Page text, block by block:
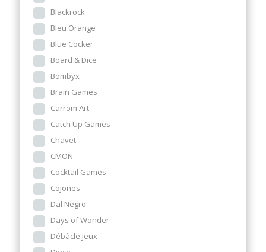
Blackrock
Bleu Orange
Blue Cocker
Board & Dice
Bombyx
Brain Games
Carrom Art
Catch Up Games
Chavet
CMON
Cocktail Games
Cojones
Dal Negro
Days of Wonder
Débâcle Jeux